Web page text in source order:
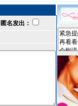
匿名发出：